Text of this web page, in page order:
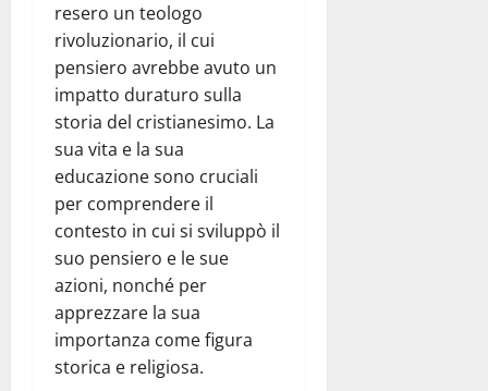
resero un teologo
rivoluzionario, il cui
pensiero avrebbe avuto un
impatto duraturo sulla
storia del cristianesimo. La
sua vita e la sua
educazione sono cruciali
per comprendere il
contesto in cui si sviluppò il
suo pensiero e le sue
azioni, nonché per
apprezzare la sua
importanza come figura
storica e religiosa.